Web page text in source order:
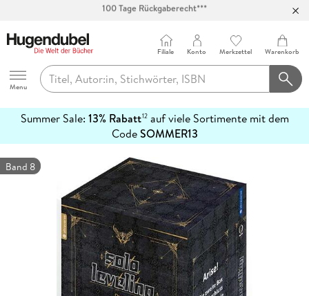
Abholung in über 100 Filialen
Hugendubel
Menu
Filiale Konto Merkzettel Warenkorb
Summer Sale: 13% Rabatt12auf viele Sortimente mit dem
CodeSOMMER13
erfahren
Band 8